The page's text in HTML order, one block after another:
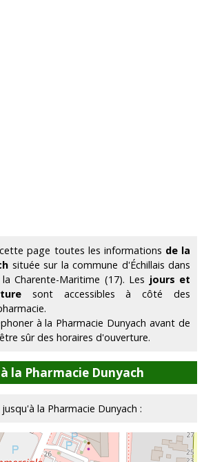
page toutes les informations de la
située sur la commune d'Échillais dans
Charente-Maritime (17). Les jours et
sont accessibles à côté des
à la Pharmacie Dunyach avant de
sûr des horaires d'ouverture.
la Pharmacie Dunyach
la Pharmacie Dunyach :